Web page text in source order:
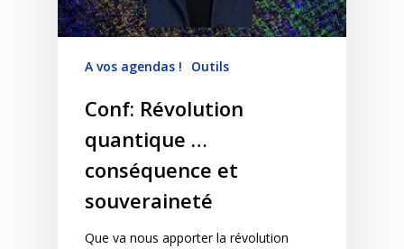
A vos agendas ! Outils
Conf: Révolution
quantique …
conséquence et
souveraineté
Que va nous apporter la révolution